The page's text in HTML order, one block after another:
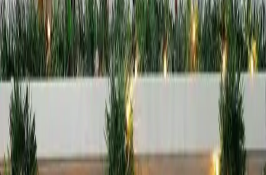
Huzur Party Store'un sunduğu bu 5 metre uzunluğundaki ışıklı yeşil
çam dalı şeridi yılbaşı ve özel kutlamalar için mükemmel bir
dekorasyon seçeneğidir. Ürün canlı ve doğal görünümlü yeşil
rengiyle dikkat çekerken içeriğinde bulunan LED ışıklar sayesinde
ortamınıza sıcak ve samimi bir atmosfer katmayı amaçlar. Ayrıca
ürünün kalitesi ve malzeme dayanıklılığı uzun süreli kullanım ve
estetik görünüm sağlar.
Tasarım ve Estetik Özellikler
Bu şerit gerçekçi çam dalı görünümüne sahip olup ince ve kalın
dalların dengeli birleşimiyle doğal bir yapıya sahiptir. Yeşil rengin
tonları gerçek çam ağaçlarına yakın olacak şekilde özenle seçilmiştir.
Ayrıca ürünün iç kısmındaki LED ışıklar yanıp sönen ve yumuşak
bir ışık yayma özelliği ile dikkat çeker. Bu özellik özellikle akşam ve
gece saatlerinde dekorasyonunuzu ön plana çıkarır.